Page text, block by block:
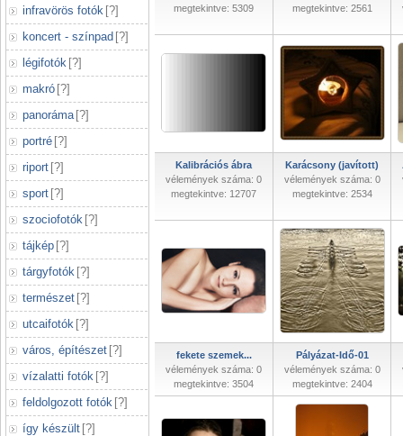
infravörös fotók [?]
koncert - színpad [?]
légifotók [?]
makró [?]
panoráma [?]
portré [?]
riport [?]
sport [?]
szociofotók [?]
tájkép [?]
tárgyfotók [?]
természet [?]
utcaifotók [?]
város, építészet [?]
vízalatti fotók [?]
feldolgozott fotók [?]
így készült [?]
megtekintve: 5309
megtekintve: 2561
Kalibrációs ábra
vélemények száma: 0
megtekintve: 12707
Karácsony (javított)
vélemények száma: 0
megtekintve: 2534
fekete szemek...
vélemények száma: 0
megtekintve: 3504
Pályázat-Idő-01
vélemények száma: 0
megtekintve: 2404